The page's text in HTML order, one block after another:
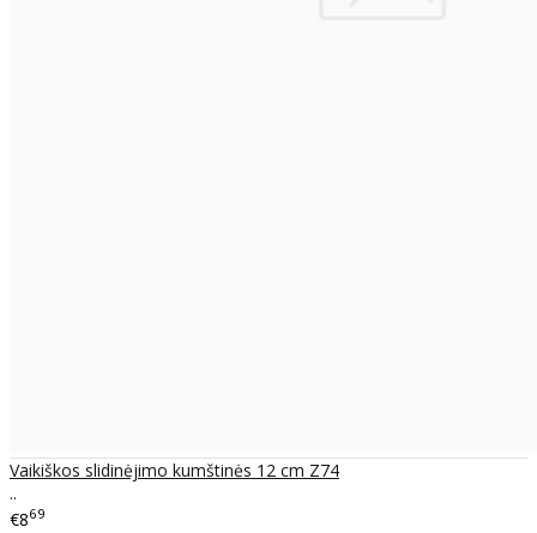
Vaikiškos slidinėjimo kumštinės 12 cm Z74
..
€869